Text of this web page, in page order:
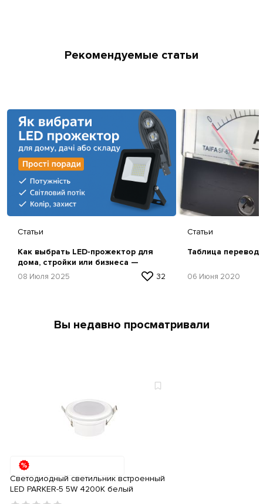
Рекомендуемые статьи
Статьи
Как выбрать LED-прожектор для
дома, стройки или бизнеса —
простая инструкция
08 Июля 2025 32
Статьи
Таблица
06 Июня 2020
Вы недавно просматривали
Светодиодный светильник встроенный
LED PARKER-5 5W 4200K белый